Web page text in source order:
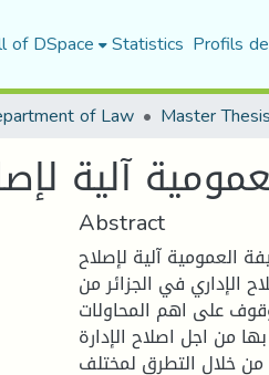
of DSpace Statistics Profils
of Law Master Thesis
آلية
Abstract
العمومية آلية لإصلاح
الإداري في الجزائر من
على اهم المحاولات
من اجل اصلاح الإدارة.
خلال التطرق لمختلف